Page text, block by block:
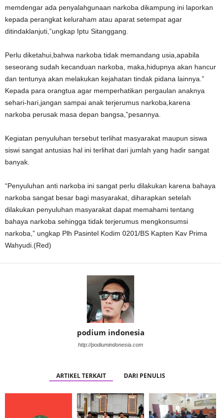
memdengar ada penyalahgunaan narkoba dikampung ini laporkan
kepada perangkat keluraham atau aparat setempat agar
ditindaklanjuti,”ungkap Iptu Sitanggang.
Perlu diketahui,bahwa narkoba tidak memandang usia,apabila
seseorang sudah kecanduan narkoba, maka,hidupnya akan hancur
dan tentunya akan melakukan kejahatan tindak pidana lainnya.”
Kepada para orangtua agar memperhatikan pergaulan anaknya
sehari-hari,jangan sampai anak terjerumus narkoba,karena
narkoba perusak masa depan bangsa,”pesannya.
Kegiatan penyuluhan tersebut terlihat masyarakat maupun siswa
siswi sangat antusias hal ini terlihat dari jumlah yang hadir sangat
banyak.
“Penyuluhan anti narkoba ini sangat perlu dilakukan karena bahaya
narkoba sangat besar bagi masyarakat, diharapkan setelah
dilakukan penyuluhan masyarakat dapat memahami tentang
bahaya narkoba sehingga tidak terjerumus mengkonsumsi
narkoba,” ungkap Plh Pasintel Kodim 0201/BS Kapten Kav Prima
Wahyudi.(Red)
podium indonesia
http://podiumindonesia.com
ARTIKEL TERKAIT DARI PENULIS